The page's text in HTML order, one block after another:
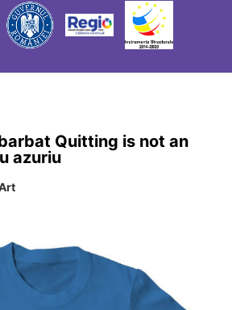
Quitting is not an
azuriu